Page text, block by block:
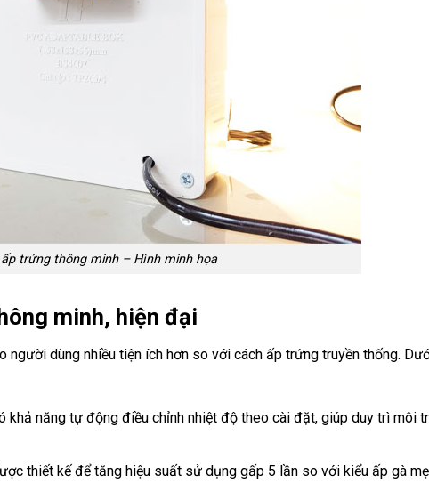
trứng thông minh – Hình minh họa
minh, hiện đại
người dùng nhiều tiện ích hơn so với cách ấp trứng truyền thống.
khả năng tự động điều chỉnh nhiệt độ theo cài đặt, giúp duy trì môi
thiết kế để tăng hiệu suất sử dụng gấp 5 lần so với kiểu ấp gà